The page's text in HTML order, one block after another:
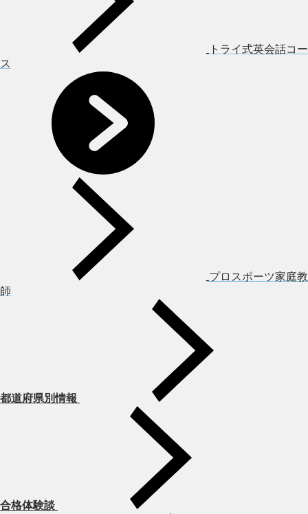
トライ式英会話コー
ス
プロスポーツ家庭教
師
都道府県別情報
合格体験談